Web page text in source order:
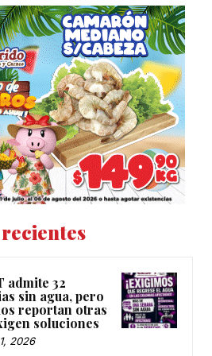
admite 32
sin agua, pero
reportan otras
soluciones
2026